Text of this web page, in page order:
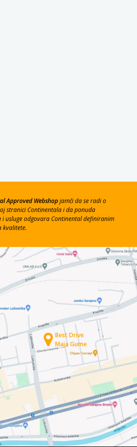
Approved Webshopjamči da se radi o
stranici Continentala i da ponuda
i usluge odgovara Continental definiranim
kvalitete.
Best Drive
Maja Gume